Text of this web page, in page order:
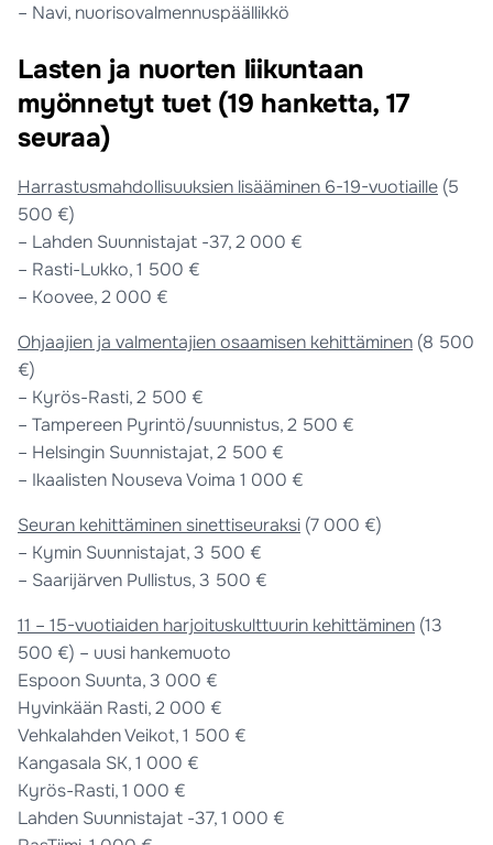
– Navi, nuorisovalmennuspäällikkö
Lasten ja nuorten liikuntaan
myönnetyt tuet (19 hanketta, 17
seuraa)
Harrastusmahdollisuuksien lisääminen 6-19-vuotiaille (5
500 €)
– Lahden Suunnistajat -37, 2 000 €
– Rasti-Lukko, 1 500 €
– Koovee, 2 000 €
Ohjaajien ja valmentajien osaamisen kehittäminen (8 500
€)
– Kyrös-Rasti, 2 500 €
– Tampereen Pyrintö/suunnistus, 2 500 €
– Helsingin Suunnistajat, 2 500 €
– Ikaalisten Nouseva Voima 1 000 €
Seuran kehittäminen sinettiseuraksi (7 000 €)
– Kymin Suunnistajat, 3 500 €
– Saarijärven Pullistus, 3 500 €
11 – 15-vuotiaiden harjoituskulttuurin kehittäminen (13
500 €) – uusi hankemuoto
Espoon Suunta, 3 000 €
Hyvinkään Rasti, 2 000 €
Vehkalahden Veikot, 1 500 €
Kangasala SK, 1 000 €
Kyrös-Rasti, 1 000 €
Lahden Suunnistajat -37, 1 000 €